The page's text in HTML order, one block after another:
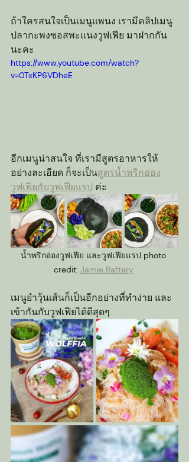
ถ้าใครสนใจเป็นเมนูแพนง เรามีคลิปเมนู
ปลากะพงซอสพะแนงวูฟเฟีย มาฝากกัน
นะคะ
https://www.youtube.com/watch?
v=0TxKP6VDheE
อีกเมนูน่าสนใจ ที่เรามีสูตรอาหารให้
อย่างละเอียด ก็จะเป็นสูตรน้ำพริกอ่อง
วูฟเฟียกับวูฟเฟียแรป ค่ะ
น้ำพริกอ่องวูฟเฟีย และวูฟเฟียแรป photo
credit: Jamie Raftery
เมนูยำวุ้นเส้นก็เป็นอีกอย่างที่ทำง่าย และ
เข้ากันกับวูฟเฟียได้ดีสุดๆ